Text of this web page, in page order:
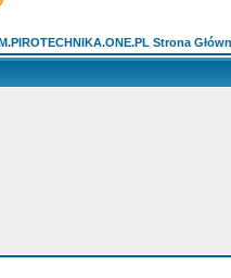
Strona